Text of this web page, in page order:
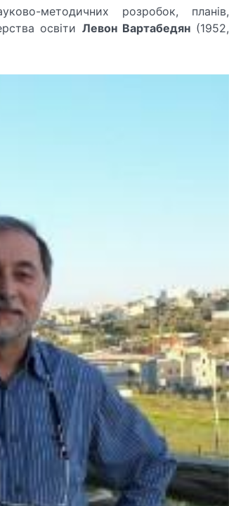
методичних розробок, планів,
освіти Левон Вартабедян(1952,